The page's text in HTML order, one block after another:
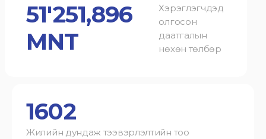
51'251,896
MNT
Хэрэглэгчдэд
олгосон
даатгалын
нөхөн төлбөр
1602
Жилийн дундаж тээвэрлэлтийн тоо